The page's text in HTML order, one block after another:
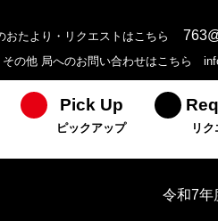
おたより・リクエストはこちら
その他 局へのお問い合わせはこちら
Pick Up
ピックアップ リク
令和7年